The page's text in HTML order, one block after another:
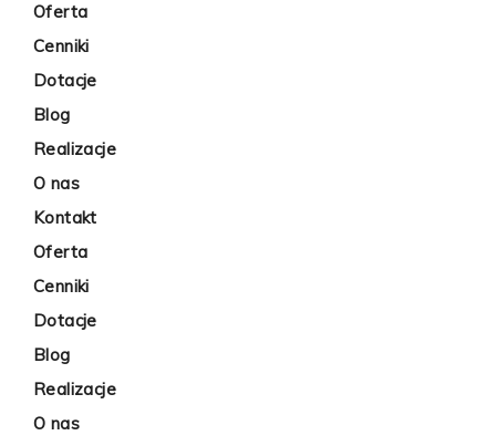
Oferta
Cenniki
Dotacje
Blog
Realizacje
O nas
Kontakt
Oferta
Cenniki
Dotacje
Blog
Realizacje
O nas